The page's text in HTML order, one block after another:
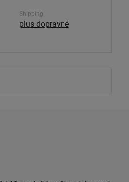
Shipping
plus dopravné